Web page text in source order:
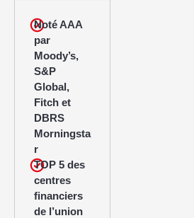
Noté AAA
par
Moody’s,
S&P
Global,
Fitch et
DBRS
Morningsta
r
TOP 5 des
centres
financiers
de l’union